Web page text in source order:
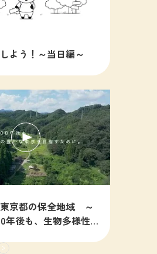
よう！～当日編～
京都の保全地域 ～
年後も、生物多様性